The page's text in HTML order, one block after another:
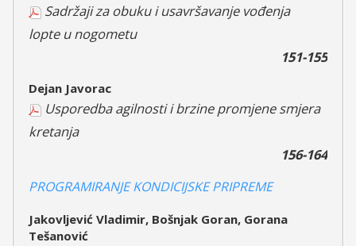
Sadržaji za obuku i usavršavanje vođenja
lopte u nogometu
151-155
Dejan Javorac
Usporedba agilnosti i brzine promjene smjera
kretanja
156-164
PROGRAMIRANJE KONDICIJSKE PRIPREME
Jakovljević Vladimir, Bošnjak Goran, Gorana
Tešanović